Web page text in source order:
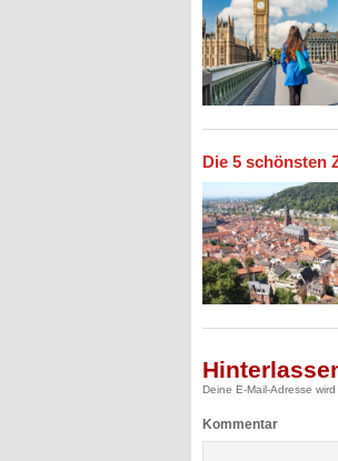
Die 5 schönsten
Deine E-Mail-Adresse
Kommentar